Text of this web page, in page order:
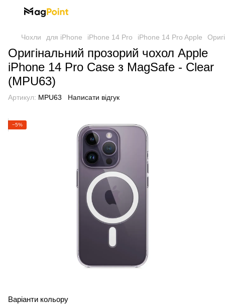
Чохли для iPhone iPhone 14 Pro iPhone 14 Pro Apple
Оригінальний прозорий чохол Apple
iPhone 14 Pro Case з MagSafe - Clear
(MPU63)
Артикул: MPU63 Написати відгук
−5%
Варіанти кольору